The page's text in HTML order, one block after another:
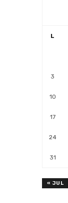
L
3
10
17
24
31
« JUL